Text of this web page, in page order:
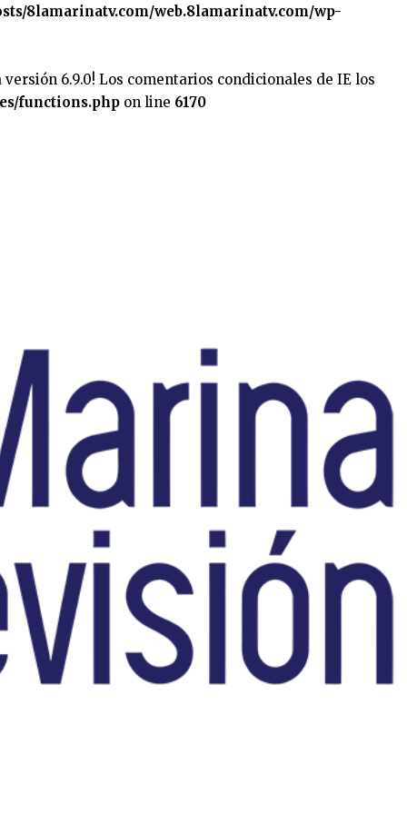
8lamarinatv.com/web.8lamarinatv.com/wp-
6.9.0! Los comentarios condicionales de IE los
functions.php on line 6170